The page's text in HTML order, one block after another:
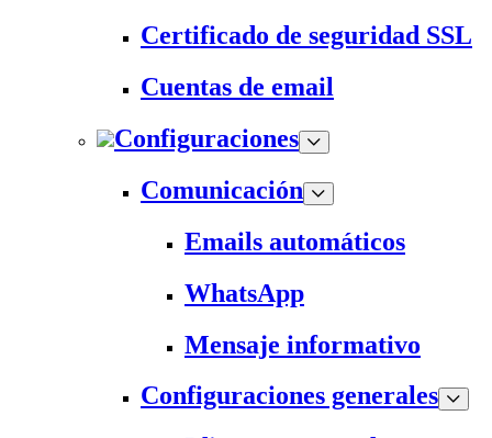
Certificado de seguridad SSL
Cuentas de email
Configuraciones
Comunicación
Emails automáticos
WhatsApp
Mensaje informativo
Configuraciones generales